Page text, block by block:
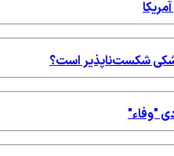
شکست‌ناپذیر است؟
"وفاء"